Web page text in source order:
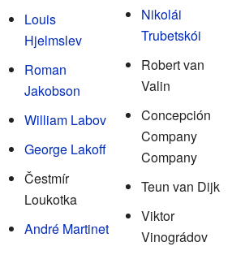
Louis
Hjelmslev
Roman
Jakobson
William Labov
George Lakoff
Čestmír
Loukotka
André Martinet
Nikolái
Trubetskói
Robert van
Valin
Concepción
Company
Company
Teun van Dijk
Viktor
Vinográdov